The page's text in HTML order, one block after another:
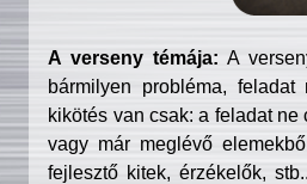
A verseny témája: A
bármilyen probléma, feladat
kikötés van csak: a feladat
vagy már meglévő
fejlesztő kitek, érzékelők,